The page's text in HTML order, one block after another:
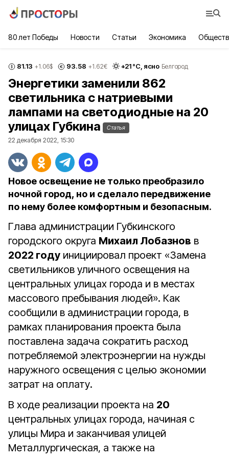
80 лет Победы Новости Статьи Экономика
81.13 +1.06$ 93.58 +1.62€ +21°С, ясно Белгород
Энергетики заменили 862
светильника с натриевыми
лампами на светодиодные на 20
улицах Губкина
Статья
22 декабря 2022, 15:30
Новое освещение не только преобразило
ночной город, но и сделало передвижение
по нему более комфортным и безопасным.
Глава администрации Губкинского
городского округа Михаил Лобазнов в
2022 году инициировал проект «Замена
светильников уличного освещения на
центральных улицах города и в местах
массового пребывания людей». Как
сообщили в администрации города, в
рамках планирования проекта была
поставлена задача сократить расход
потребляемой электроэнергии на нужды
наружного освещения с целью экономии
затрат на оплату.
В ходе реализации проекта на 20
центральных улицах города, начиная с
улицы Мира и заканчивая улицей
Металлургическая, а также на